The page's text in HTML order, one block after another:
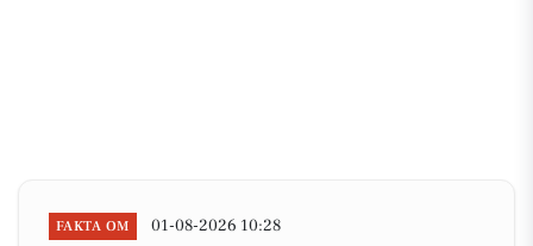
FAKTA OM 01-08-2026 10:28